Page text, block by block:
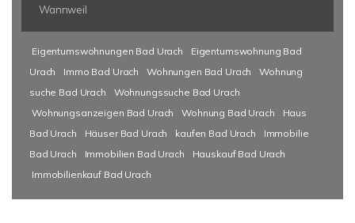
Wannweil
Eigentumswohnungen Bad Urach
Eigentumswohnung Bad
Urach
Immo Bad Urach Wohnungen Bad Urach
Wohnung
suche Bad Urach
Wohnungssuche Bad Urach
Wohnungsanzeigen Bad Urach
Wohnung Bad Urach
Haus
Bad Urach
Häuser Bad Urach kaufen Bad Urach
Immobilie
Bad Urach
Immobilien Bad Urach
Hauskauf Bad Urach
Immobilienkauf Bad Urach